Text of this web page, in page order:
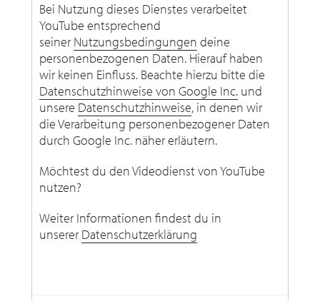
Bei Nutzung dieses Dienstes verarbeitet
YouTube entsprechend
seiner Nutzungsbedingungen deine
personenbezogenen Daten. Hierauf haben
wir keinen Einfluss. Beachte hierzu bitte die
Datenschutzhinweise von Google Inc. und
unsere Datenschutzhinweise, in denen wir
die Verarbeitung personenbezogener Daten
durch Google Inc. näher erläutern.
Möchtest du den Videodienst von YouTube
nutzen?
Weiter Informationen findest du in
unserer Datenschutzerklärung